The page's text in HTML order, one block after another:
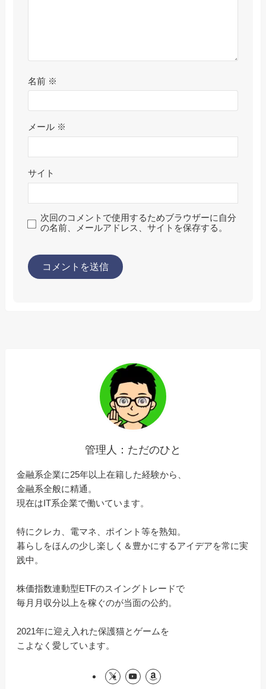
名前 ※
メール ※
サイト
次回のコメントで使用するためブラウザーに自分
の名前、メールアドレス、サイトを保存する。
管理人：ただのひと
金融系企業に25年以上在籍した経験から、
金融系全般に精通。
現在はIT系企業で働いています。
特にクレカ、電マネ、ポイント等を熟知。
暮らしをほんの少し楽しく＆豊かにするアイデアを常に実
践中。
株価指数連動型ETFのスイングトレードで
毎月月収分以上を稼ぐのが当面の公約。
2021年に迎え入れた保護猫とゲームを
こよなく愛しています。